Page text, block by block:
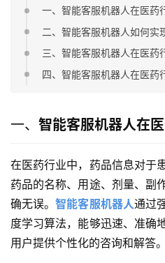
一、智能客服机器人在医药
二、智能客服机器人如何实
三、智能客服机器人在医药
四、智能客服机器人在医药
一、 智能客服机器人在
在医药行业中，药品信息对于
药品的名称、用途、剂量、副
确无误。智能客服机器人通过
度学习算法，能够迅速、准确
用户提供个性化的咨询和解答。